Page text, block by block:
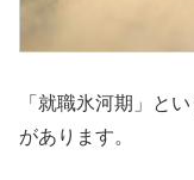
「就職氷河期」と
があります。